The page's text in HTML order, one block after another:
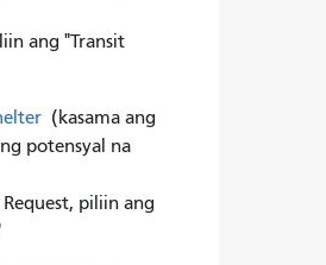
ang "Transit
(kasama ang
potensyal na
piliin ang